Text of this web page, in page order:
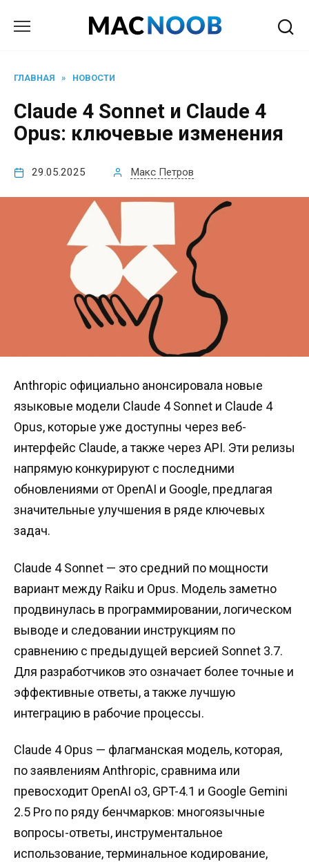
ГЛАВНАЯ » НОВОСТИ
Claude 4 Sonnet и Claude 4
Opus: ключевые изменения
29.05.2025 Макс Петров
Anthropic официально анонсировала новые
языковые модели Claude 4 Sonnet и Claude 4
Opus, которые уже доступны через веб-
интерфейс Claude, а также через API. Эти релизы
напрямую конкурируют с последними
обновлениями от OpenAI и Google, предлагая
значительные улучшения в ряде ключевых
задач.
Claude 4 Sonnet — это средний по мощности
вариант между Raiku и Opus. Модель заметно
продвинулась в программировании, логическом
выводе и следовании инструкциям по
сравнению с предыдущей версией Sonnet 3.7.
Для разработчиков это означает более точные и
эффективные ответы, а также лучшую
интеграцию в рабочие процессы.
Claude 4 Opus — флагманская модель, которая,
по заявлениям Anthropic, сравнима или
превосходит OpenAI o3, GPT-4.1 и Google Gemini
2.5 Pro по ряду бенчмарков: многоязычные
вопросы-ответы, инструментальное
использование, терминальное кодирование,